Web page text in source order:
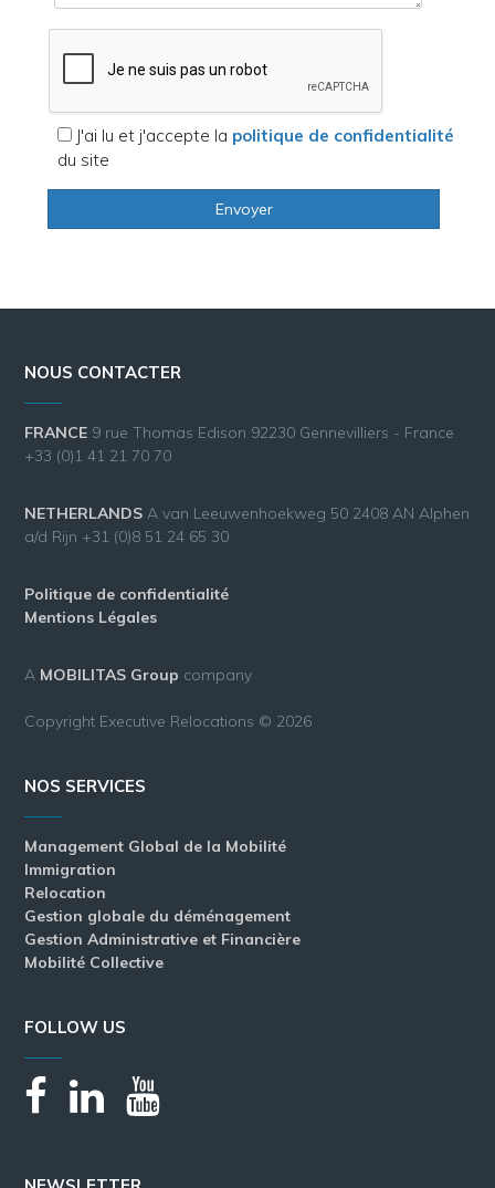
J'ai lu et j'accepte la politique de confidentialité
du site
NOUS CONTACTER
FRANCE 9 rue Thomas Edison 92230 Gennevilliers - France
+33 (0)1 41 21 70 70
NETHERLANDS A van Leeuwenhoekweg 50 2408 AN Alphen
a/d Rijn +31 (0)8 51 24 65 30
Politique de confidentialité
Mentions Légales
A MOBILITAS Group company
Copyright Executive Relocations © 2026
NOS SERVICES
Management Global de la Mobilité
Immigration
Relocation
Gestion globale du déménagement
Gestion Administrative et Financière
Mobilité Collective
FOLLOW US